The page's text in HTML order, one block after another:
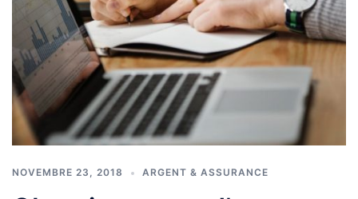
NOVEMBRE 23, 2018 ARGENT & ASSURANCE